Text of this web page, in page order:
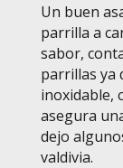
Un buen
parrilla a
sabor,
parrillas ya
inoxidable,
asegura
dejo
valdivia.